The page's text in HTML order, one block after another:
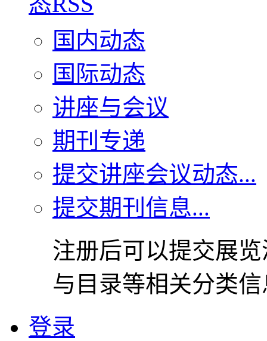
国内动态
国际动态
讲座与会议
期刊专递
提交讲座会议动态...
提交期刊信息...
注册后可以提交展
与目录等相关分类
登录